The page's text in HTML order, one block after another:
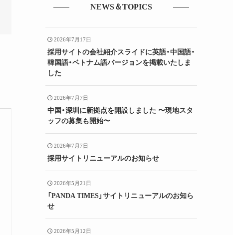
NEWS＆TOPICS
2026年7月17日
採用サイトの会社紹介スライドに英語・中国語・
韓国語・ベトナム語バージョンを掲載いたしま
した
2026年7月7日
中国・深圳に新拠点を開設しました 〜現地スタ
ッフの募集も開始〜
2026年7月7日
採用サイトリニューアルのお知らせ
2026年5月21日
「PANDA TIMES」サイトリニューアルのお知ら
せ
2026年5月12日